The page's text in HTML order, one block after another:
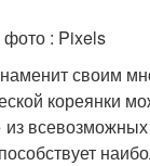
: Pixels
своим
кореянки
из